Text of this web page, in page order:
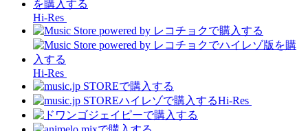
Hi-Res
Hi-Res
Hi-Res